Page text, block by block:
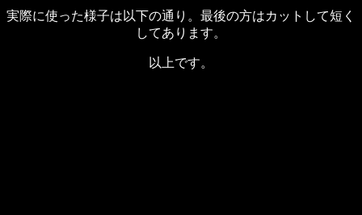
実際に使った様子は以下の通り。最後の方はカットして短く
してあります。
以上です。